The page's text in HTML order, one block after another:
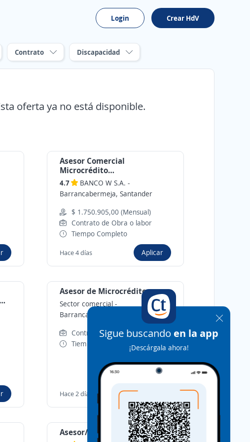
Login Crear HdV
Contrato Discapacidad
Sigue buscando en la app
¡Descárgala ahora!
oferta ya no está disponible.
Asesor Comercial
Microcrédito
Barrancabermeja
4.7 BANCO W S.A. -
Barrancabermeja, Santander
$ 1.750.905,00 (Mensual)
Contrato de Obra o labor
Tiempo Completo
Hace 4 días Aplicar
Asesor de Microcréditos
Sector comercial -
Barrancabermeja, Santander
Contrato a término fijo
Tiempo Completo
Hace 2 días
Asesor/a Comercial Externo/a